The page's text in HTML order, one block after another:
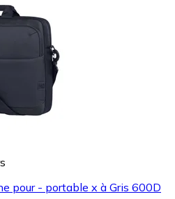
pour - portable x à Gris 600D